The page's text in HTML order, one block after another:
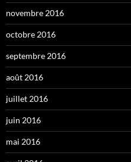
novembre 2016
octobre 2016
septembre 2016
août 2016
juillet 2016
juin 2016
mai 2016